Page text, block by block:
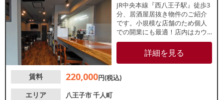
JR中央本線『西八王子駅』徒歩3
分、居酒屋居抜き物件のご紹介
です。小規模な店舗のため個人
での開業にも最適！店内はカウ
ンター席・テーブル席のレイア
ウトで、お一人様からグループ
客まで幅広く対応可能です。諸
さい。
詳細を見る
賃料 220,000円(税込)
エリア
八王子市千人町